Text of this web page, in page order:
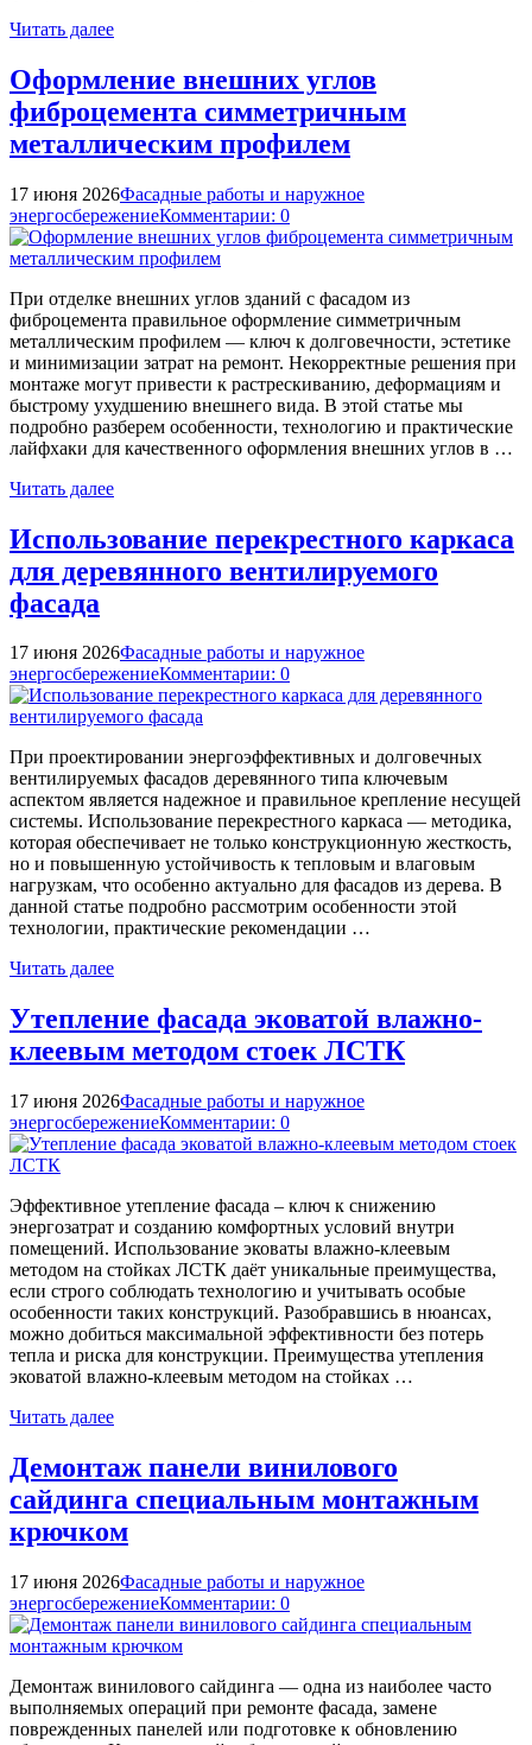
Читать далее
Оформление внешних углов
фиброцемента симметричным
металлическим профилем
17 июня 2026Фасадные работы и наружное
энергосбережениеКомментарии: 0
При отделке внешних углов зданий с фасадом из
фиброцемента правильное оформление симметричным
металлическим профилем — ключ к долговечности, эстетике
и минимизации затрат на ремонт. Некорректные решения при
монтаже могут привести к растрескиванию, деформациям и
быстрому ухудшению внешнего вида. В этой статье мы
подробно разберем особенности, технологию и практические
лайфхаки для качественного оформления внешних углов в …
Читать далее
Использование перекрестного каркаса
для деревянного вентилируемого
фасада
17 июня 2026Фасадные работы и наружное
энергосбережениеКомментарии: 0
При проектировании энергоэффективных и долговечных
вентилируемых фасадов деревянного типа ключевым
аспектом является надежное и правильное крепление несущей
системы. Использование перекрестного каркаса — методика,
которая обеспечивает не только конструкционную жесткость,
но и повышенную устойчивость к тепловым и влаговым
нагрузкам, что особенно актуально для фасадов из дерева. В
данной статье подробно рассмотрим особенности этой
технологии, практические рекомендации …
Читать далее
Утепление фасада эковатой влажно-
клеевым методом стоек ЛСТК
17 июня 2026Фасадные работы и наружное
энергосбережениеКомментарии: 0
Эффективное утепление фасада – ключ к снижению
энергозатрат и созданию комфортных условий внутри
помещений. Использование эковаты влажно-клеевым
методом на стойках ЛСТК даёт уникальные преимущества,
если строго соблюдать технологию и учитывать особые
особенности таких конструкций. Разобравшись в нюансах,
можно добиться максимальной эффективности без потерь
тепла и риска для конструкции. Преимущества утепления
эковатой влажно-клеевым методом на стойках …
Читать далее
Демонтаж панели винилового
сайдинга специальным монтажным
крючком
17 июня 2026Фасадные работы и наружное
энергосбережениеКомментарии: 0
Демонтаж винилового сайдинга — одна из наиболее часто
выполняемых операций при ремонте фасада, замене
поврежденных панелей или подготовке к обновлению